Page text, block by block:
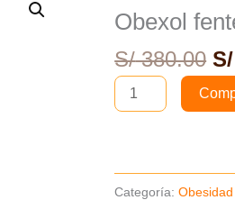
Obexol
S/380.00 S/
fentermina
mg
caja
x
cantidad
Categoría:Obesidad